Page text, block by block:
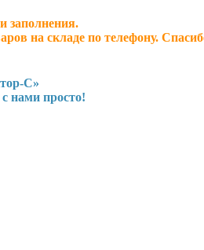
на складе по телефону.
С»
просто!